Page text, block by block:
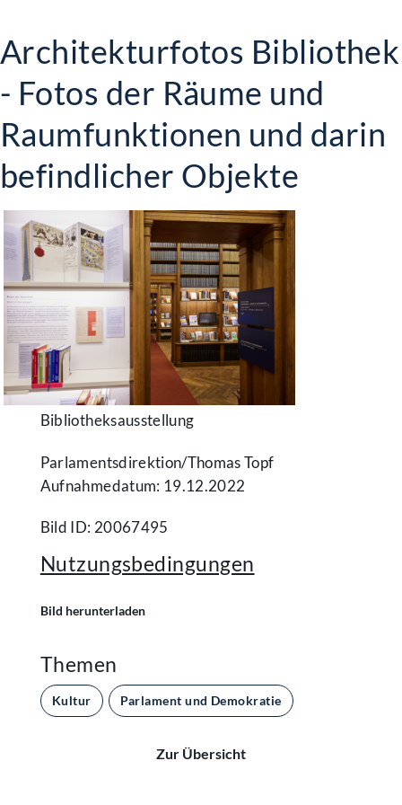
Architekturfotos Bibliothek
- Fotos der Räume und
Raumfunktionen und darin
befindlicher Objekte
Bibliotheksausstellung
Parlamentsdirektion/​Thomas Topf
Aufnahmedatum: 19.12.2022
Bild ID: 20067495
Nutzungsbedingungen
Bild herunterladen
Themen
Kultur Parlament und Demokratie
Zur Übersicht